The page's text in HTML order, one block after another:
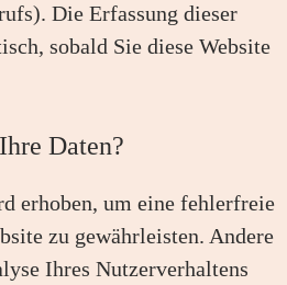
Die Erfassung dieser
sobald Sie diese Website
Daten?
erhoben, um eine fehlerfreie
zu gewährleisten. Andere
Ihres Nutzerverhaltens